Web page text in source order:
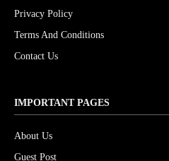
Privacy Policy
Terms And Conditions
Contact Us
IMPORTANT PAGES
About Us
Guest Post